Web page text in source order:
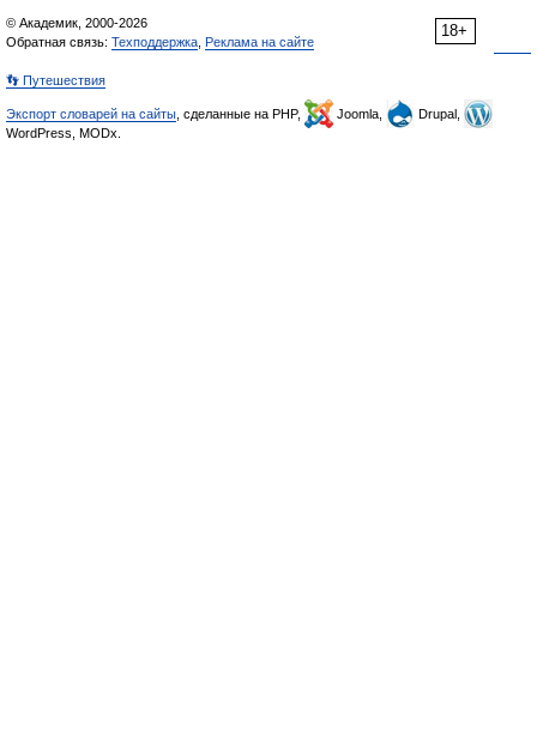
18+
© Академик, 2000-2026
Обратная связь: Техподдержка Реклама на сайте
👣 Путешествия
Экспорт словарей на сайты , сделанные на PHP, Joomla,
Drupal,
WordPress, MODx.